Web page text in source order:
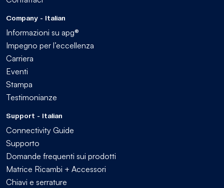
Company - Italian
Informazioni su apg®
Impegno per l’eccellenza
Carriera
Eventi
Stampa
Testimonianze
Support - Italian
Connectivity Guide
Supporto
Domande frequenti sui prodotti
Matrice Ricambi + Accessori
Chiavi e serrature